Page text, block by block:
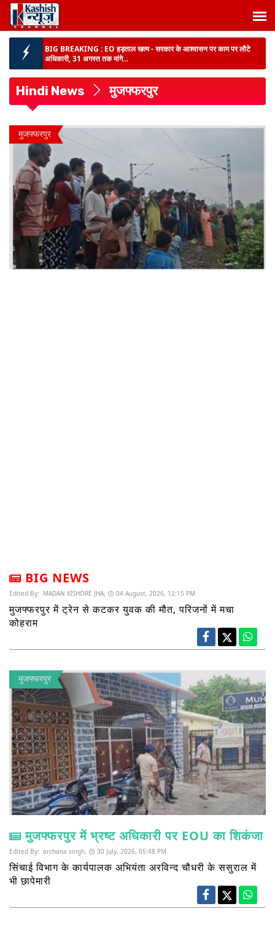
BIG BREAKING : EO हड़ताल खत्म - सरकार के आश्वासन पर काम पर लौटे
अधिकारी, 31 अगस्त तक मांगे...
दिशा बदली, SIT कई पहलुओ...
झारखंड अग्निशमन सेवा को मिली बड़ी ताकत :सीएम हेमन्त सोरेन ने 58 आधुनिक
BIG BREAKING :
दलमा में पुलिस-सीआरपीएफ का बड़ा ऑपरेशन,22 लाख के 3
इनामी नक्सली गिरफ्तार, A...
अब गांव में ही मिलेगा भविष्य :
नालंदा का नया डेयरी प्लांट बनेगा हजारों सपनों का
सहारा...
TRE-4 पर शिक्षा मंत्री की दो टूक :अधियाचना लौटने की खबरें भ्रामक, जल्द आएगा
नोटिफिकेशन...
Hindi News मुजफ्फरपुर
मुजफ्फरपुर
BIG NEWS
Edited By: MADAN KISHORE JHA, 04 August, 2026, 12:15 PM
मुजफ्फरपुर में ट्रेन से कटकर युवक की मौत, परिजनों में मचा
कोहराम
मुजफ्फरपुर
मुजफ्फरपुर में भ्रष्ट अधिकारी पर EOU का शिकंजा
Edited By: archana singh, 30 July, 2026, 05:48 PM
सिंचाई विभाग के कार्यपालक अभियंता अरविन्द चौधरी के ससुराल में
भी छापेमारी